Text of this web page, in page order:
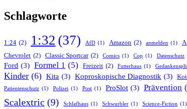
Schlagworte
1:24 (2) 1:32 (37) AfD (1) Amazon (2) anmelden (1)
Chevrolet (2) Classic Sportcar (2) Comics (1) Cop (1) Datenschutz
Ford (3) Formel 1 (5) Freizeit (2) Futterhaus (1)
Kinder (6) Kita (3) Koproskopische Diagnostik (3)
Patientenschutz (1) Polizei (1) Post (1) ProSlot (3) Prävention
Scalextric (9) Schlafhaus (1) Schwurbler (1) Science-Fiction (1)